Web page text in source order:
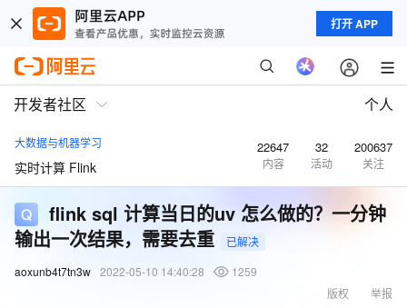
打开 APP
开发者社区 个人
大数据与机器学习
实时计算 Flink
22647
内容
32
活动
200637
关注
flink sql 计算当日的uv 怎么做的？一分钟
输出一次结果，需要去重
已解决
aoxunb4t7tn3w 2022-05-10 14:40:28
1259
举报
版权